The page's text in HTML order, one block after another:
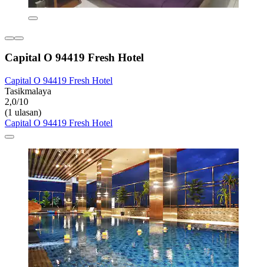
Capital O 94419 Fresh Hotel
Capital O 94419 Fresh Hotel
Tasikmalaya
2,0/10
(1 ulasan)
Capital O 94419 Fresh Hotel